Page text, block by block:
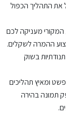
את התהליך הכפול
המקורי מעניקה לכם
ההמרה לשקלים.
בשוק
ומאיץ תהליכים
תמונה בהירה